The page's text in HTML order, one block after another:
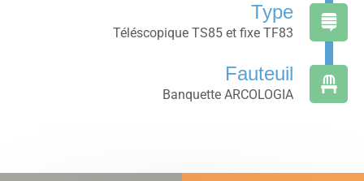
Type
Téléscopique TS85 et fixe TF83
Fauteuil
Banquette ARCOLOGIA